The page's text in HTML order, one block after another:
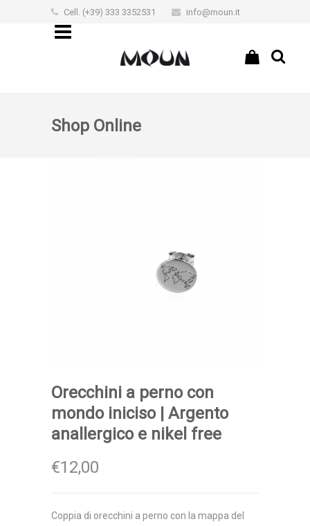
Cell. (+39) 333 3352531 info@moun.it
€0,00
Shop Online
Orecchini a perno con
mondo iniciso | Argento
anallergico e nikel free
€12,00
Coppia di orecchini a perno con la mappa del